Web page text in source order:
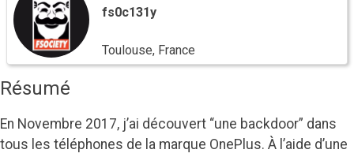
fs0c131y
Toulouse, France
Résumé
En Novembre 2017, j’ai découvert “une backdoor” dans
tous les téléphones de la marque OnePlus. À l’aide d’une